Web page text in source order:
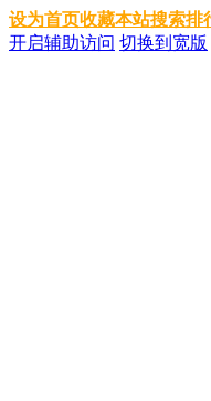
设为首页收藏本站搜索排
开启辅助访问 切换到宽版